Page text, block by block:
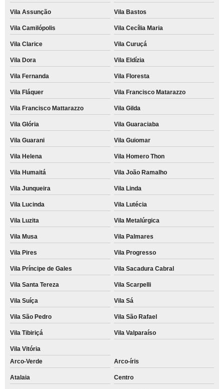
Vila Assunção Vila Bastos
Vila Camilópolis Vila Cecília Maria
Vila Clarice Vila Curuçá
Vila Dora Vila Eldízia
Vila Fernanda Vila Floresta
Vila Fláquer Vila Francisco Matarazzo
Vila Francisco Mattarazzo Vila Gilda
Vila Glória Vila Guaraciaba
Vila Guarani Vila Guiomar
Vila Helena Vila Homero Thon
Vila Humaitá Vila João Ramalho
Vila Junqueira Vila Linda
Vila Lucinda Vila Lutécia
Vila Luzita Vila Metalúrgica
Vila Musa Vila Palmares
Vila Pires Vila Progresso
Vila Príncipe de Gales Vila Sacadura Cabral
Vila Santa Tereza Vila Scarpelli
Vila Suíça Vila Sá
Vila São Pedro Vila São Rafael
Vila Tibiriçá Vila Valparaíso
Vila Vitória
Arco-Verde
Arco-íris
Atalaia Centro